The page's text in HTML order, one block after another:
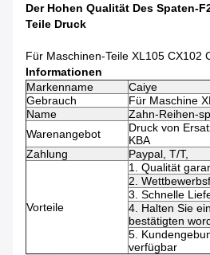
Der Hohen Qualität Des Spaten-
Teile Druck
Für Maschinen-Teile XL105 CX102
Informationen
Markenname
Caiye
Gebrauch
Für Maschine
Name
Zahn-Reihen-
Warenangebot
Druck von
KBA
Zahlung
Paypal, T/T,
Vorteile
1. Qualität
2.
3. Schnelle
4. Halten Sie
bestätigten
5.
verfügbar